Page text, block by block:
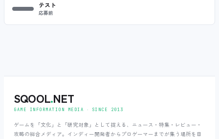
テスト
応募前
SQOOL.NET
GAME INFORMATION MEDIA ‧ SINCE 2013
ゲームを「文化」と「研究対象」として捉える、ニュース・特集・レビュー・
攻略の総合メディア。インディー開発者からプロゲーマーまでが集う場所を目